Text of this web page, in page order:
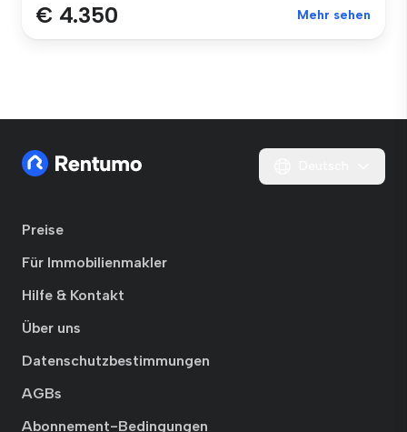
€ 4.350 Mehr sehen
Preise
Für Immobilienmakler
Hilfe & Kontakt
Über uns
Datenschutzbestimmungen
AGBs
Abonnement-Bedingungen